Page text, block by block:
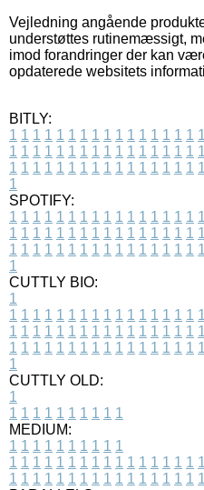
Vejledning angående
understøttes rutinemæssigt,
imod forandringer der kan
opdaterede websitets
BITLY:
1 1 1 1 1 1 1 1 1 1 1 1 1 1 1 1 1
1 1 1 1 1 1 1 1 1 1 1 1 1 1 1 1 1
1 1 1 1 1 1 1 1 1 1 1 1 1 1 1 1 1
1
SPOTIFY:
1 1 1 1 1 1 1 1 1 1 1 1 1 1 1 1 1
1 1 1 1 1 1 1 1 1 1 1 1 1 1 1 1 1
1 1 1 1 1 1 1 1 1 1 1 1 1 1 1 1 1
1
CUTTLY BIO:
1
1 1 1 1 1 1 1 1 1 1 1 1 1 1 1 1 1
1 1 1 1 1 1 1 1 1 1 1 1 1 1 1 1 1
1 1 1 1 1 1 1 1 1 1 1 1 1 1 1 1 1
1
CUTTLY OLD:
1
1 1 1 1 1 1 1 1 1 1
MEDIUM:
1 1 1 1 1 1 1 1 1 1
1 1 1 1 1 1 1 1 1 1 1 1 1 1 1 1 1
1 1 1 1 1 1 1 1 1 1 1 1 1 1 1 1 1